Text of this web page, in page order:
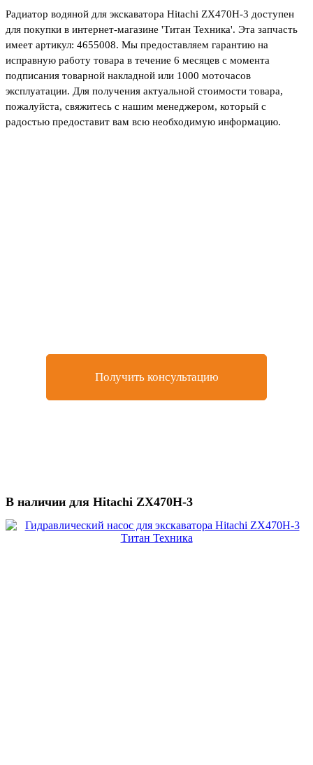
Радиатор водяной для экскаватора Hitachi ZX470H-3 доступен
для покупки в интернет-магазине 'Титан Техника'. Эта запчасть
имеет артикул: 4655008. Мы предоставляем гарантию на
исправную работу товара в течение 6 месяцев с момента
подписания товарной накладной или 1000 моточасов
эксплуатации. Для получения актуальной стоимости товара,
пожалуйста, свяжитесь с нашим менеджером, который с
радостью предоставит вам всю необходимую информацию.
Получить консультацию
В наличии для Hitachi ZX470H-3